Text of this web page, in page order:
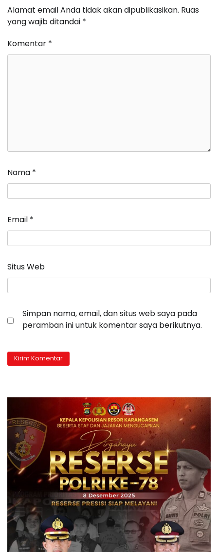
Alamat email Anda tidak akan dipublikasikan. Ruas
yang wajib ditandai *
Komentar *
Nama *
Email *
Situs Web
Simpan nama, email, dan situs web saya pada
peramban ini untuk komentar saya berikutnya.